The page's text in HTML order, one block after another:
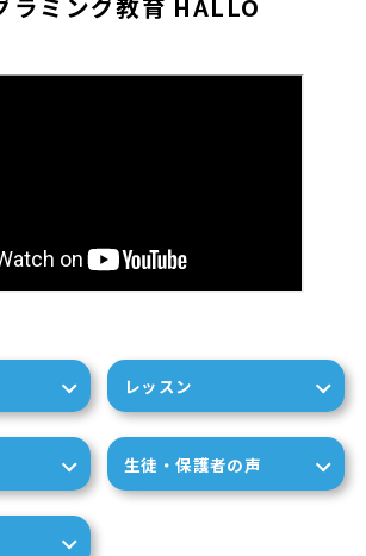
レッスン
生徒・保護者の声